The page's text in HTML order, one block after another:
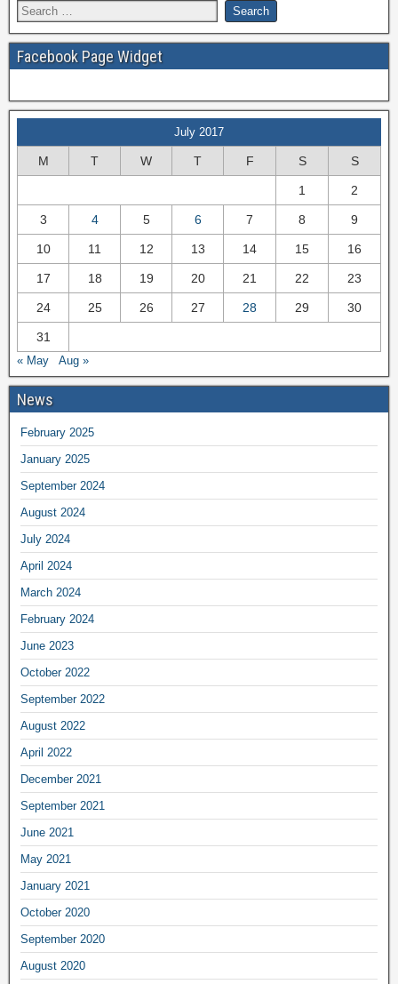
Facebook Page Widget
July 2017
M T W T F S S
1 2
3 4 5 6 7 8 9
10 11 12 13 14 15 16
17 18 19 20 21 22 23
24 25 26 27 28 29 30
31
« May Aug »
News
February 2025
January 2025
September 2024
August 2024
July 2024
April 2024
March 2024
February 2024
June 2023
October 2022
September 2022
August 2022
April 2022
December 2021
September 2021
June 2021
May 2021
January 2021
October 2020
September 2020
August 2020